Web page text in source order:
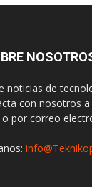
noticias de
con nosotros a
o por correo